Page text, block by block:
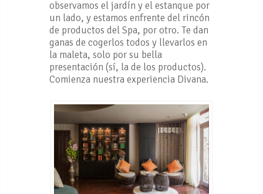
observamos el jardín y el estanque por
un lado, y estamos enfrente del rincón
de productos del Spa, por otro. Te dan
ganas de cogerlos todos y llevarlos en
la maleta, solo por su bella
presentación (sí, la de los productos).
Comienza nuestra experiencia Divana.